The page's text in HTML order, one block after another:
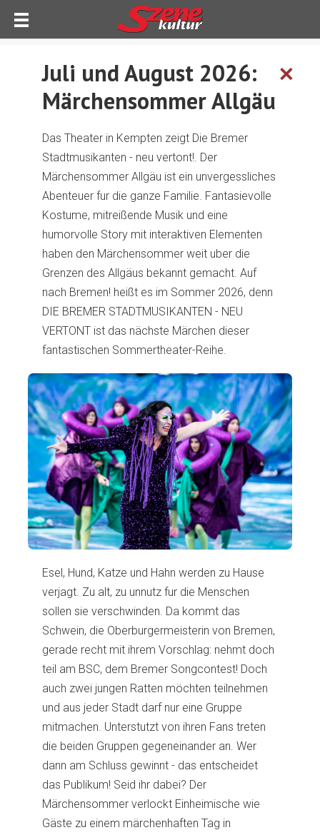
✕
Juli und August 2026:
Märchensommer Allgäu
Das Theater in Kempten zeigt Die Bremer
Stadtmusikanten - neu vertont!. Der
Märchensommer Allgäu ist ein unvergessliches
Abenteuer fur die ganze Familie. Fantasievolle
Kostume, mitreißende Musik und eine
humorvolle Story mit interaktiven Elementen
haben den Märchensommer weit uber die
Grenzen des Allgäus bekannt gemacht. Auf
nach Bremen! heißt es im Sommer 2026, denn
DIE BREMER STADTMUSIKANTEN - NEU
VERTONT ist das nächste Märchen dieser
fantastischen Sommertheater-Reihe.
Esel, Hund, Katze und Hahn werden zu Hause
verjagt. Zu alt, zu unnutz fur die Menschen
sollen sie verschwinden. Da kommt das
Schwein, die Oberburgermeisterin von Bremen,
gerade recht mit ihrem Vorschlag: nehmt doch
teil am BSC, dem Bremer Songcontest! Doch
auch zwei jungen Ratten möchten teilnehmen
und aus jeder Stadt darf nur eine Gruppe
mitmachen. Unterstutzt von ihren Fans treten
die beiden Gruppen gegeneinander an. Wer
dann am Schluss gewinnt - das entscheidet
das Publikum! Seid ihr dabei? Der
Märchensommer verlockt Einheimische wie
Gäste zu einem märchenhaften Tag in